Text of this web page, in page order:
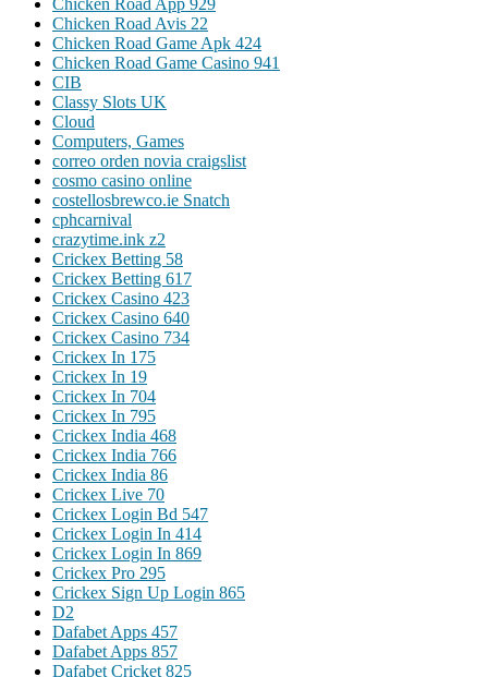
Chicken Road Avis 22
Chicken Road Game Apk 424
Chicken Road Game Casino 941
CIB
Classy Slots UK
Cloud
Computers, Games
correo orden novia craigslist
cosmo casino online
costellosbrewco.ie Snatch
cphcarnival
crazytime.ink z2
Crickex Betting 58
Crickex Betting 617
Crickex Casino 423
Crickex Casino 640
Crickex Casino 734
Crickex In 175
Crickex In 19
Crickex In 704
Crickex In 795
Crickex India 468
Crickex India 766
Crickex India 86
Crickex Live 70
Crickex Login Bd 547
Crickex Login In 414
Crickex Login In 869
Crickex Pro 295
Crickex Sign Up Login 865
D2
Dafabet Apps 457
Dafabet Apps 857
Dafabet Cricket 825